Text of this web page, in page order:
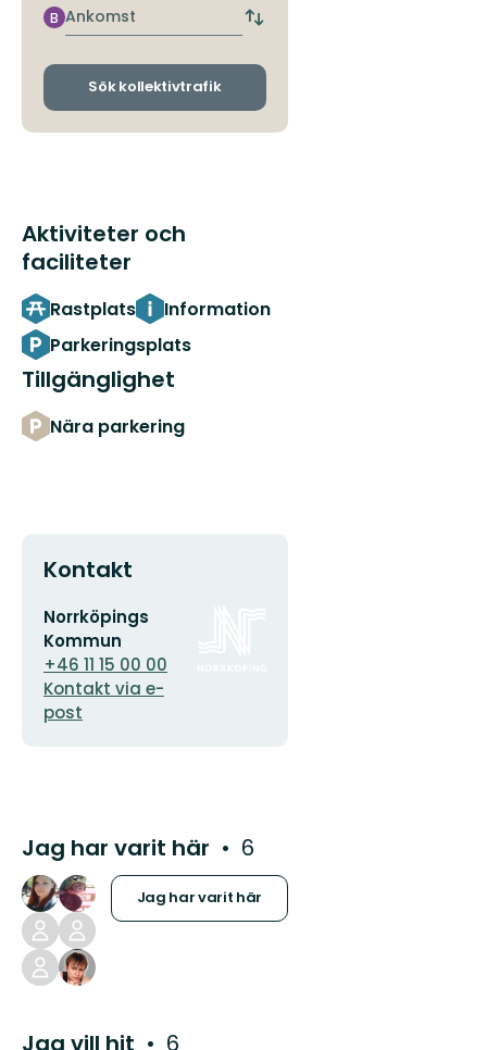
hållplats
Ankomst
B
Byt
och
Sök kollektivtrafik
Aktiviteter och
faciliteter
Rastplats
Information
Parkeringsplats
Tillgänglighet
Nära parkering
Kontakt
E-
postadress
Norrköpings
Kommun
+46 11 15 00 00
Kontakt via e-
post
Jag har varit här 6
Jag har varit här
Jag vill hit 6